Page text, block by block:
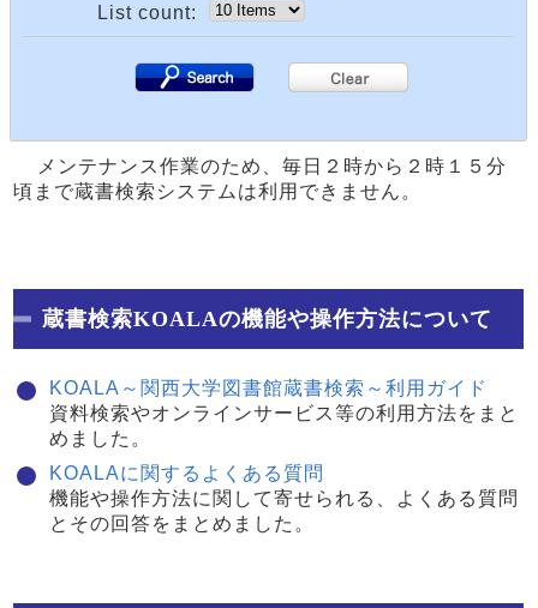
List count:
メンテナンス作業のため、毎日２時から２時１５分
頃まで蔵書検索システムは利用できません。
蔵書検索KOALAの機能や操作方法について
KOALA～関西大学図書館蔵書検索～利用ガイド
資料検索やオンラインサービス等の利用方法をまと
めました。
KOALAに関するよくある質問
機能や操作方法に関して寄せられる、よくある質問
とその回答をまとめました。